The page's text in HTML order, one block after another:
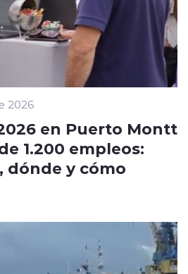
2026
en Puerto Montt
1.200 empleos:
dónde y cómo